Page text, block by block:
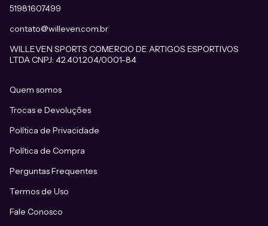
51981607499
contato@willeven.com.br
WILLEVEN SPORTS COMERCIO DE ARTIGOS ESPORTIVOS
LTDA CNPJ: 42.401.204/0001-84
Quem somos
Trocas e Devoluções
Política de Privacidade
Política de Compra
Perguntas Frequentes
Termos de Uso
Fale Conosco